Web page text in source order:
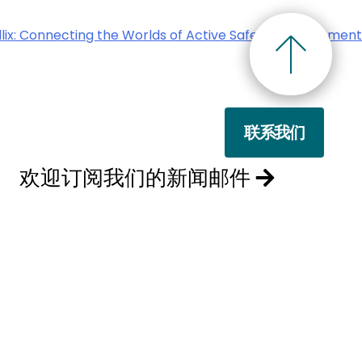
Connecting the Worlds of Active Safety Development
联系我们
欢迎订阅我们的新闻邮件